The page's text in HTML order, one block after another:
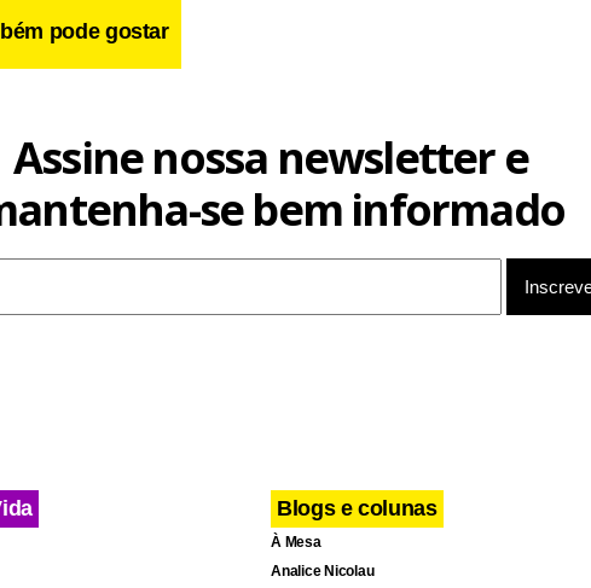
pode gostar
Assine nossa newsletter e
se bem informado
Blogs e colunas
À Mesa
Analice Nicolau